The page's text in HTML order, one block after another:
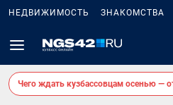
НЕДВИЖИМОСТЬ ЗНАКОМСТВА
Чего ждать кузбассовцам осенью —